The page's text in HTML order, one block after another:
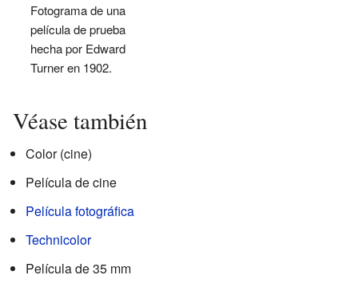
Fotograma de una
película de prueba
hecha por Edward
Turner en 1902.
Véase también
Color (cine)
Película de cine
Película fotográfica
Technicolor
Película de 35 mm